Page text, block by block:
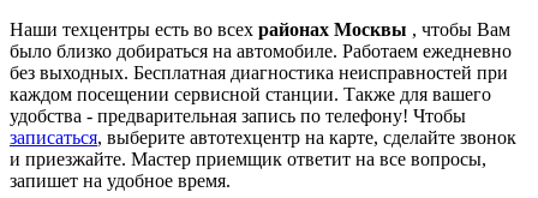
Наши техцентры есть во всех районах Москвы , чтобы Вам
было близко добираться на автомобиле. Работаем ежедневно
без выходных. Бесплатная диагностика неисправностей при
каждом посещении сервисной станции. Также для вашего
удобства - предварительная запись по телефону! Чтобы
записаться, выберите автотехцентр на карте, сделайте звонок
и приезжайте. Мастер приемщик ответит на все вопросы,
запишет на удобное время.